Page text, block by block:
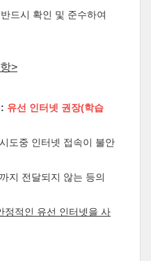
드시 확인 및 준수하여
>
유선 인터넷 권장(학습
도중 인터넷 접속이 불안
지 전달되지 않는 등의
정적인 유선 인터넷을 사